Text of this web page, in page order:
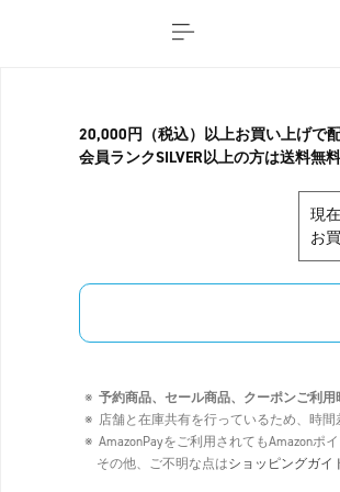
20,000円（税込）以上お買い上げで
会員ランクSILVER以上の方は送料無料
現
お
予約商品、セール商品、クーポンご利
店舗と在庫共有を行っているため、時
AmazonPayをご利用されてもAmazonポ
その他、ご不明な点はショッピングガイ